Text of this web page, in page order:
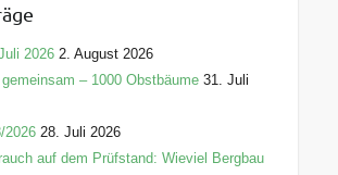
2026 2. August 2026
– 1000 Obstbäume 31. Juli
2026 28. Juli 2026
auf dem Prüfstand: Wieviel Bergbau